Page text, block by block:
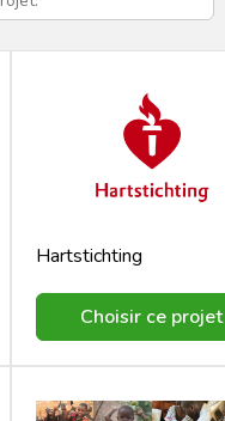
Hartstichting
Choisir ce projet